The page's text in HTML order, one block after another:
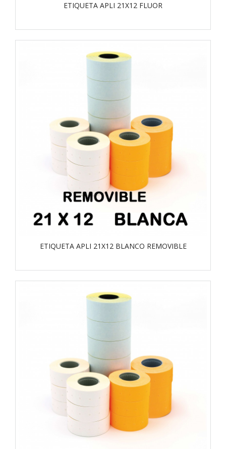
ETIQUETA APLI 21X12 FLUOR
ETIQUETA APLI 21X12 BLANCO REMOVIBLE